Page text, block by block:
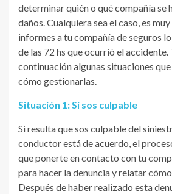
determinar quién o qué compañía se
daños. Cualquiera sea el caso, es
informes a tu compañía de seguros
de las 72 hs que ocurrió el
continuación algunas situaciones
cómo gestionarlas.
Situación 1: Si sos culpable
Si resulta que sos culpable del
conductor está de acuerdo, el
que ponerte en contacto con tu
para hacer la denuncia y relatar
Después de haber realizado esta